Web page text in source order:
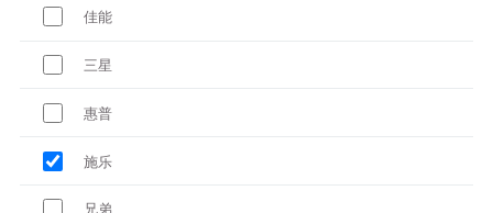
佳能
三星
惠普
施乐
兄弟